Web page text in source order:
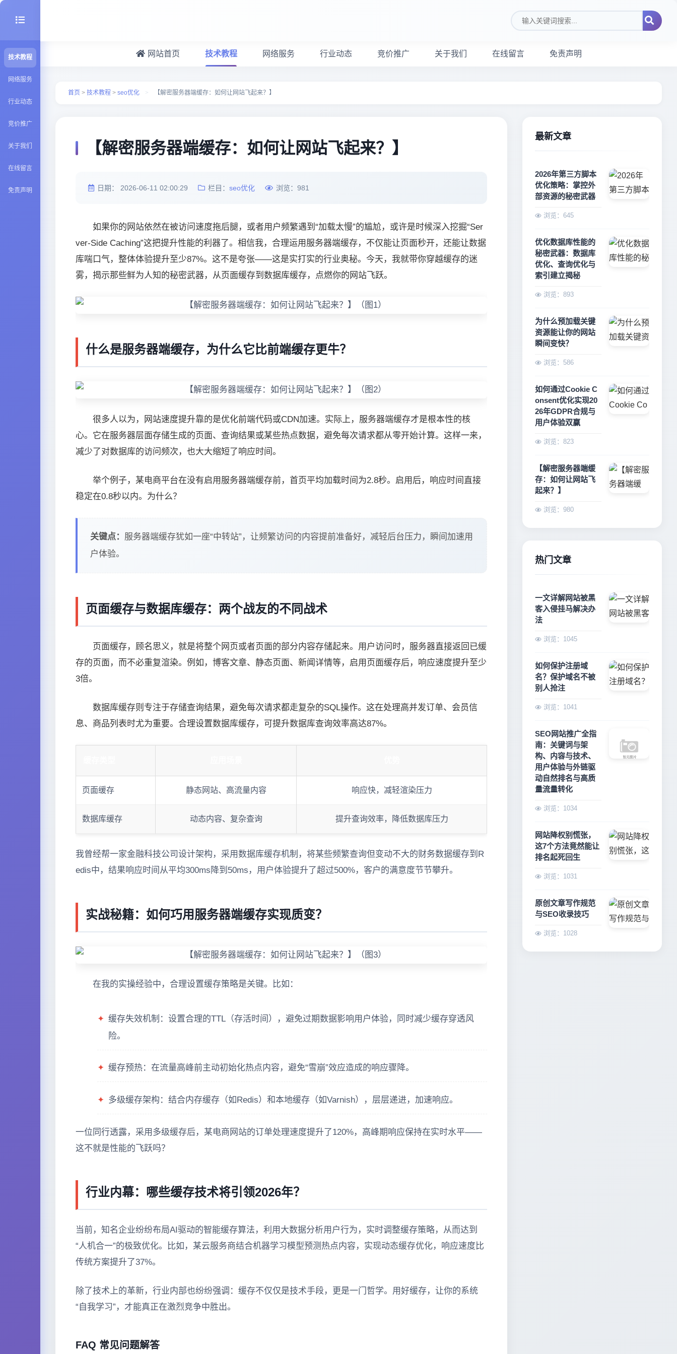
技术教程
seo优化
网络服务
行业动态
竞价推广
关于我们
在线留言
免责声明
搜索关键词
网站首页 技术教程 网络服务 行业动态 竞价推广 关于我们 在线留言 免责声明
首页 > 技术教程 > seo优化 > 【解密服务器端缓存：如何让网站飞起来？】
【解密服务器端缓存：如何让网站飞起来？】
日期： 2026-06-11 02:00:29 栏目： seo优化 浏览： 981
如果你的网站依然在被访问速度拖后腿，或者用户频繁遇到“加载太慢”的尴尬，或许是时候深入挖掘“Ser
ver-Side Caching”这把提升性能的利器了。相信我，合理运用服务器端缓存，不仅能让页面秒开，还能让数据
库喘口气，整体体验提升至少87%。这不是夸张——这是实打实的行业奥秘。今天，我就带你穿越缓存的迷
雾，揭示那些鲜为人知的秘密武器，从页面缓存到数据库缓存，点燃你的网站飞跃。
什么是服务器端缓存，为什么它比前端缓存更牛？
很多人以为，网站速度提升靠的是优化前端代码或CDN加速。实际上，服务器端缓存才是根本性的核
心。它在服务器层面存储生成的页面、查询结果或某些热点数据，避免每次请求都从零开始计算。这样一来，
减少了对数据库的访问频次，也大大缩短了响应时间。
举个例子，某电商平台在没有启用服务器端缓存前，首页平均加载时间为2.8秒。启用后，响应时间直接
稳定在0.8秒以内。为什么？
关键点： 服务器端缓存犹如一座“中转站”，让频繁访问的内容提前准备好，减轻后台压力，瞬间加速用
户体验。
页面缓存与数据库缓存：两个战友的不同战术
页面缓存，顾名思义，就是将整个网页或者页面的部分内容存储起来。用户访问时，服务器直接返回已缓
存的页面，而不必重复渲染。例如，博客文章、静态页面、新闻详情等，启用页面缓存后，响应速度提升至少
3倍。
数据库缓存则专注于存储查询结果，避免每次请求都走复杂的SQL操作。这在处理高并发订单、会员信
息、商品列表时尤为重要。合理设置数据库缓存，可提升数据库查询效率高达87%。
页面缓存 静态网站、高流量内容 响应快，减轻渲染压力
数据库缓存 动态内容、复杂查询 提升查询效率，降低数据库压力
我曾经帮一家金融科技公司设计架构，采用数据库缓存机制，将某些频繁查询但变动不大的财务数据缓存到R
edis中，结果响应时间从平均300ms降到50ms，用户体验提升了超过500%，客户的满意度节节攀升。
实战秘籍：如何巧用服务器端缓存实现质变？
在我的实操经验中，合理设置缓存策略是关键。比如：
✦ 缓存失效机制：设置合理的TTL（存活时间），避免过期数据影响用户体验，同时减少缓存穿透风
险。
✦ 缓存预热：在流量高峰前主动初始化热点内容，避免“雪崩”效应造成的响应骤降。
✦ 多级缓存架构：结合内存缓存（如Redis）和本地缓存（如Varnish），层层递进，加速响应。
一位同行透露，采用多级缓存后，某电商网站的订单处理速度提升了120%，高峰期响应保持在实时水平——
这不就是性能的飞跃吗？
行业内幕：哪些缓存技术将引领2026年？
当前，知名企业纷纷布局AI驱动的智能缓存算法，利用大数据分析用户行为，实时调整缓存策略，从而达到
“人机合一”的极致优化。比如，某云服务商结合机器学习模型预测热点内容，实现动态缓存优化，响应速度比
传统方案提升了37%。
除了技术上的革新，行业内部也纷纷强调：缓存不仅仅是技术手段，更是一门哲学。用好缓存，让你的系统
“自我学习”，才能真正在激烈竞争中胜出。
FAQ 常见问题解答
最新文章
2026年第三方脚本
优化策略：掌控外
部资源的秘密武器
浏览：645
优化数据库性能的
秘密武器：数据库
优化、查询优化与
索引建立揭秘
浏览：893
为什么预加载关键
资源能让你的网站
瞬间变快？
浏览：586
如何通过Cookie C
onsent优化实现20
26年GDPR合规与
用户体验双赢
浏览：823
【解密服务器端缓
存：如何让网站飞
起来？】
浏览：980
热门文章
一文详解网站被黑
客入侵挂马解决办
法
浏览：1045
如何保护注册域
名？保护域名不被
别人抢注
浏览：1041
SEO网站推广全指
南：关键词与架
构、内容与技术、
用户体验与外链驱
动自然排名与高质
量流量转化
浏览：1034
网站降权别慌张，
这7个方法竟然能让
排名起死回生
浏览：1031
原创文章写作规范
与SEO收录技巧
浏览：1028